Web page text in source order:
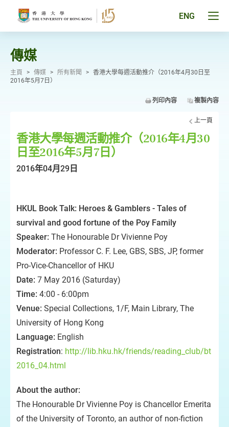
ENG
傳媒
主頁 > 傳媒 > 所有新聞 > 香港大學每週活動推介（2016年4月30日至
2016年5月7日）
列印內容 複製內容
上一頁
香港大學每週活動推介（2016年4月30
日至2016年5月7日）
2016年04月29日
HKUL Book Talk: Heroes & Gamblers - Tales of
survival and good fortune of the Poy Family
Speaker: The Honourable Dr Vivienne Poy
Moderator: Professor C. F. Lee, GBS, SBS, JP, former
Pro-Vice-Chancellor of HKU
Date: 7 May 2016 (Saturday)
Time: 4:00 - 6:00pm
Venue: Special Collections, 1/F, Main Library, The
University of Hong Kong
Language: English
Registration: http://lib.hku.hk/friends/reading_club/bt
2016_04.html
About the author:
The Honourable Dr Vivienne Poy is Chancellor Emerita
of the University of Toronto, an author of non-fiction